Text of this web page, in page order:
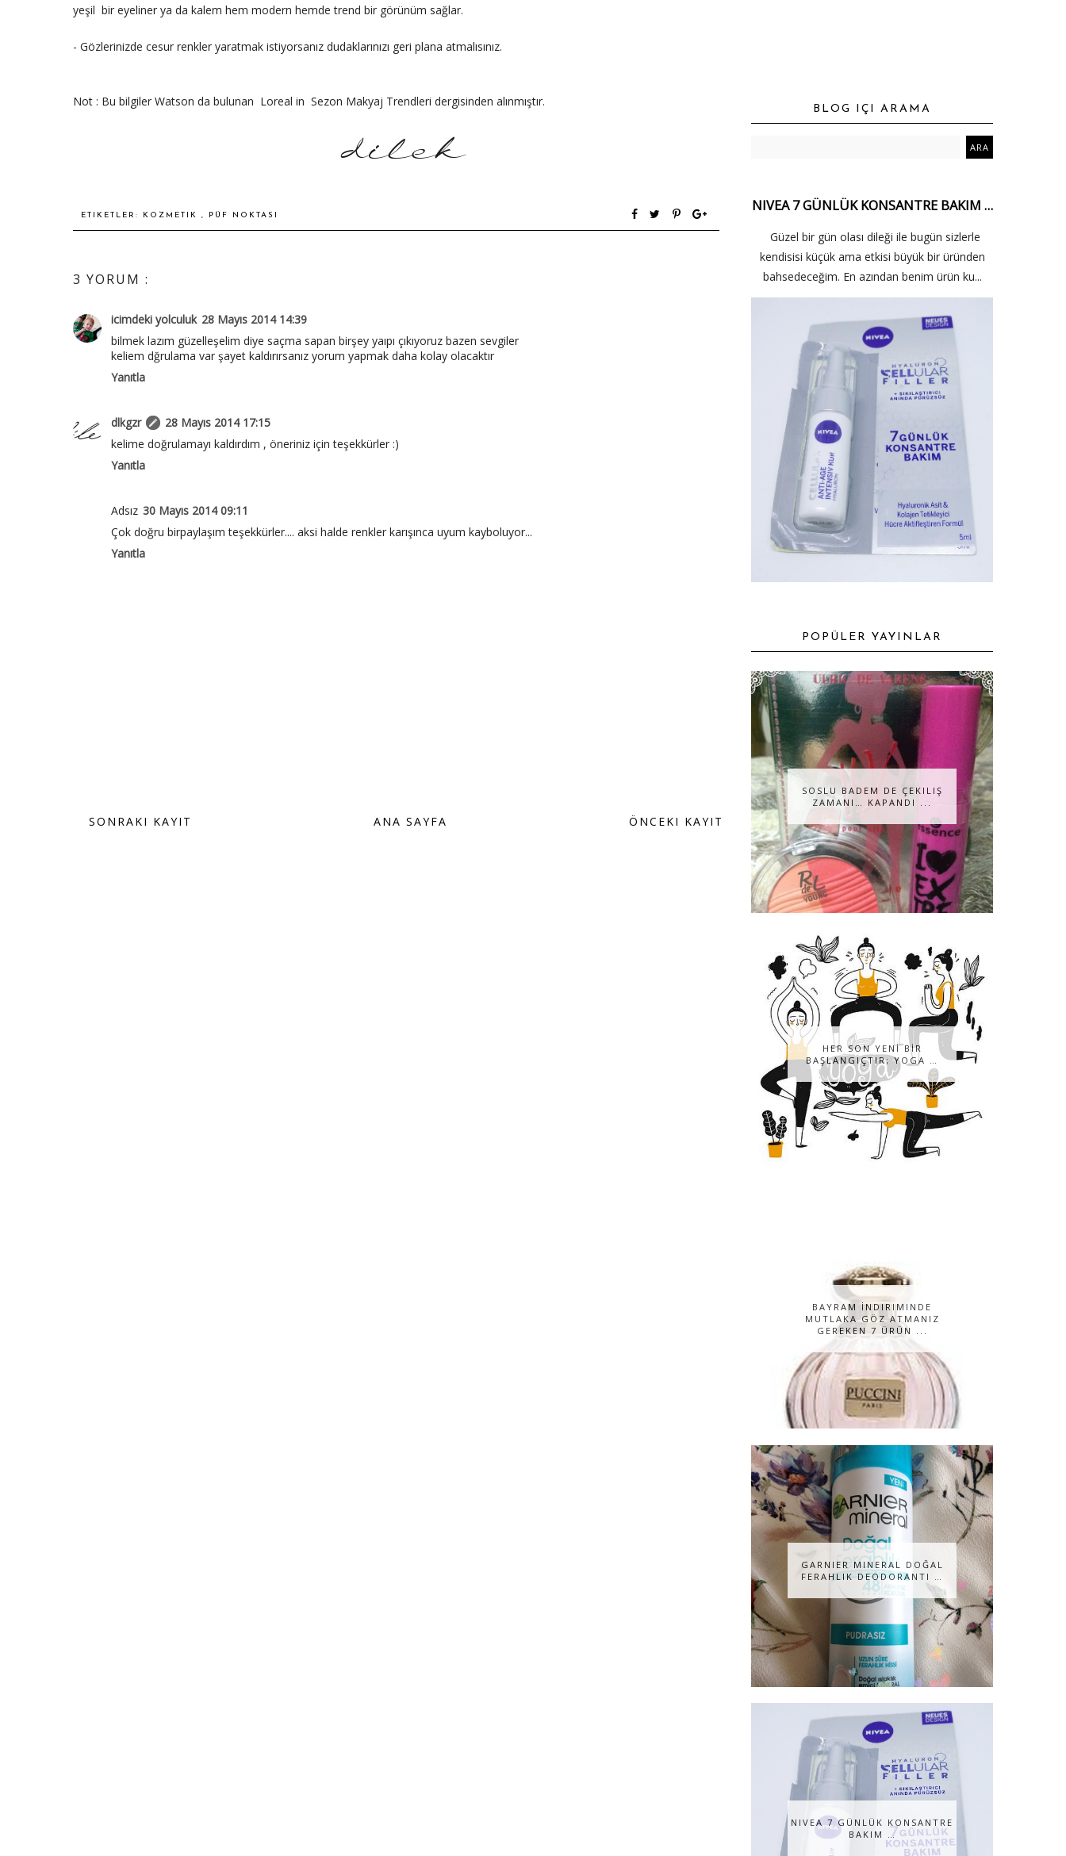
yeşil bir eyeliner ya da kalem hem modern hemde trend bir görünüm sağlar.
- Gözlerinizde cesur renkler yaratmak istiyorsanız dudaklarınızı geri plana atmalısınız.
Not : Bu bilgiler Watson da bulunan Loreal in Sezon Makyaj Trendleri dergisinden alınmıştır.
ETIKETLER: KOZMETIK , PÜF NOKTASI
3 YORUM :
icimdeki yolculuk 28 Mayıs 2014 14:39
bilmek lazım güzelleşelim diye saçma sapan birşey yaıpı çıkıyoruz bazen sevgiler
keliem dğrulama var şayet kaldırırsanız yorum yapmak daha kolay olacaktır
Yanıtla
dlkgzr
28 Mayıs 2014 17:15
kelime doğrulamayı kaldırdım , öneriniz için teşekkürler :)
Yanıtla
Adsız 30 Mayıs 2014 09:11
Çok doğru birpaylaşım teşekkürler.... aksi halde renkler karışınca uyum kayboluyor...
Yanıtla
SONRAKI KAYIT ÖNCEKI KAYIT
ANA SAYFA
BLOG IÇI ARAMA
NIVEA 7 GÜNLÜK KONSANTRE BAKIM …
Güzel bir gün olası dileği ile bugün sizlerle
kendisisi küçük ama etkisi büyük bir üründen
bahsedeceğim. En azından benim ürün ku...
POPÜLER YAYINLAR
SOSLU BADEM DE ÇEKILIŞ
ZAMANI… KAPANDI ...
HER SON YENİ BİR
BAŞLANGIÇTIR; YOGA …
BAYRAM İNDIRIMINDE
MUTLAKA GÖZ ATMANIZ
GEREKEN 7 ÜRÜN ...
GARNIER MINERAL DOĞAL
FERAHLIK DEODORANTI …
NIVEA 7 GÜNLÜK KONSANTRE
BAKIM …